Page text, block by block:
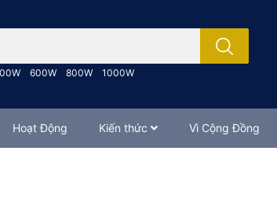
600W 800W 1000W
Hoạt Động Kiến thức Vì Cộng Đồng